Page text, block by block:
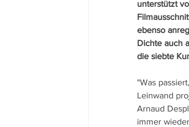
unterstützt
ebenso
Dichte auch
die siebte
"Was
Leinwand
Arnaud
immer